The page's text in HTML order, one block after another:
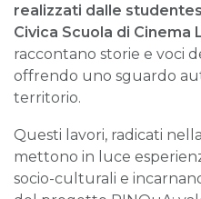
realizzati dalle
Civica Scuola di Cinema
raccontano storie e voci
offrendo uno sguardo
territorio.
Questi lavori, radicati
mettono in luce
socio-culturali e